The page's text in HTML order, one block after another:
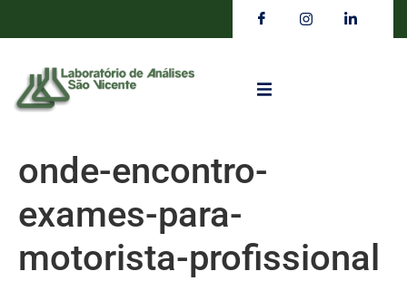
onde-encontro-
exames-para-
motorista-profissional